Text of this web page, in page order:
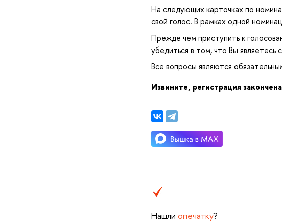
На следующих карточках по
свой голос. В рамках одной
Прежде чем приступить к
убедиться в том, что Вы
се вопросы являются
Извините, регистрация закончена
Нашли опечатку?